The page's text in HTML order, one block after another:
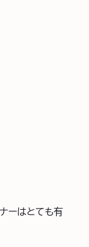
ーはとても有